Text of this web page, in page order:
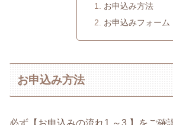
お申込み方法
お申込みフォーム
お申込み方法